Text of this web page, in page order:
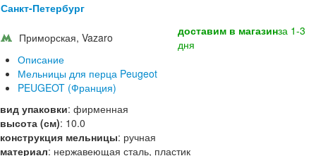
Санкт-Петербург
Приморская, Vazaro доставим в магазинза 1-3
дня
Описание
Мельницы для перца Peugeot
PEUGEOT (Франция)
вид упаковки: фирменная
высота (см): 10.0
конструкция мельницы: ручная
материал: нержавеющая сталь, пластик